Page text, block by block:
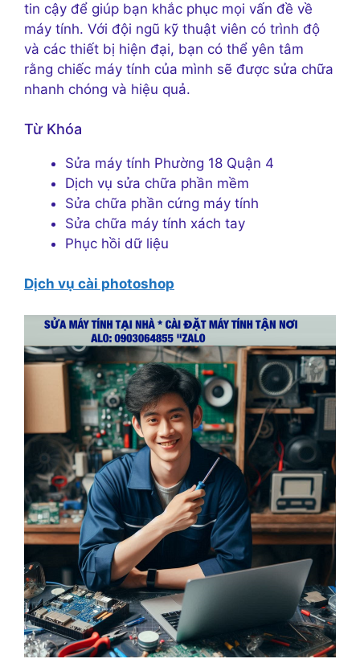
tin cậy để giúp bạn khắc phục mọi vấn đề về
máy tính. Với đội ngũ kỹ thuật viên có trình độ
và các thiết bị hiện đại, bạn có thể yên tâm
rằng chiếc máy tính của mình sẽ được sửa chữa
nhanh chóng và hiệu quả.
Từ Khóa
Sửa máy tính Phường 18 Quận 4
Dịch vụ sửa chữa phần mềm
Sửa chữa phần cứng máy tính
Sửa chữa máy tính xách tay
Phục hồi dữ liệu
Dịch vụ cài photoshop